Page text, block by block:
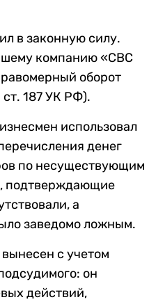
в законную силу.
компанию «СВС
оборот
187 УК РФ).
использовал
денег
по несуществующим
подтверждающие
а
заведомо ложным.
с учетом
он
действий,